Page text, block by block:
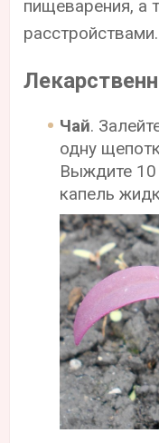
пищеварения, а
расстройствами.
Чай.
одну
Выждите 10
капель